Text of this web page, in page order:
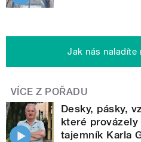
Jak nás naladíte
VÍCE Z POŘADU
Desky, pásky,
které
tajemník Karla